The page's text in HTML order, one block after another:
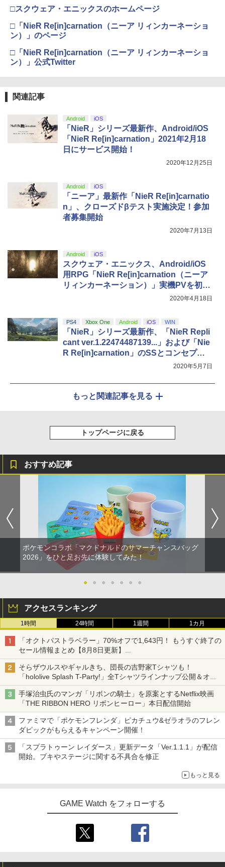
￥11,980
トローラー ミッドナイト ブラック(CFI-
ZCT2J01)
5
トローラー(CFI-ZCT2J)
￥10,737
【純正品】Xbox 充電式バッテリー + US
￥2,618
5
s X|S 対応の高精度 H パターン シフター
￥14,141
(オリジナル特典:オリジナル巾着＋メー
カー特典:【坤と離】二振りの剣、十翼よ
り来たる！スタジオ描き下ろしイラスト
ボード付) [Blu-ray]
￥10,780
【Amazon.co.jp限定】劇場版モノノ怪
第三章 蛇神 (オリジナル特典:オリジナル
しイラストボード付) [DVD]
￥8,800
□スクウェア・エニックスのホームページ
□「NieR Re[in]carnation（ニーア リィンカーネーショ
ン）」のページ
□「NieR Re[in]carnation（ニーア リィンカーネーショ
ン）」公式Twitter
関連記事
Android iOS
「NieR」シリーズ最新作、Android/iOS
「NieR Re[in]carnation」2021年2月18
日にサービス開始！
2020年12月25日
Android iOS
「ニーア」最新作「NieR Re[in]carnatio
n」、クローズドβテスト実施決定！参加
者募集開始
2020年7月13日
Android iOS
スクウェア・エニックス、Android/iOS
用RPG「NieR Re[in]carnation（ニーア
リィンカーネーション）」実機PVを初公
2020年4月18日
PS4 Xbox One Android iOS WIN
「NieR」シリーズ最新作、「NieR Repli
cant ver.1.22474487139...」および「Nie
R Re[in]carnation」のSSとコンセプト
2020年5月7日
もっと関連記事を見る
トップページに戻る
おすすめ記事
ポケモンコラボ「マクドナルドのサマーチャンスバッグ
2026」をひと足お先に体験してみた！
● ● ● ● ● ● ●
アクセスランキング
1時間 24時間 1週間 1カ月
「オクトパストラベラー」70%オフで1,643円！ もうすぐ終了の
セール情報まとめ【8月8日更新】
ニンテンドーeショップでは「大神 絶景版」が67%オフで990円
そらザウルスやギャルきち、団長の吉野家Tシャツも！
「hololive Splash T-Party!」全Tシャツラインナップ公開＆オン
ライン販売開始
手塚治虫氏のマンガ「リボンの騎士」を原案とするNetflix映画
「THE RIBBON HERO リボンヒーロー」本日配信開始
ファミマで「ポケモンフレンダ」ピカチュウ&ゼラオラのフレン
ダピックがもらえるキャンペーン開催！
「スプラトゥーン レイダース」更新データ「Ver.1.1.1」が配信
開始。ブキやステージに関する不具合を修正
もっと見る
GAME Watch をフォローする